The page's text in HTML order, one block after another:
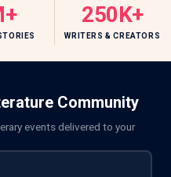
250K+
WRITERS & CREATORS
Community
events delivered to your